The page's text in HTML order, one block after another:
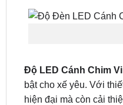
Độ LED Cánh Chim
bật cho xế yêu. Với
hiện đại mà còn cải